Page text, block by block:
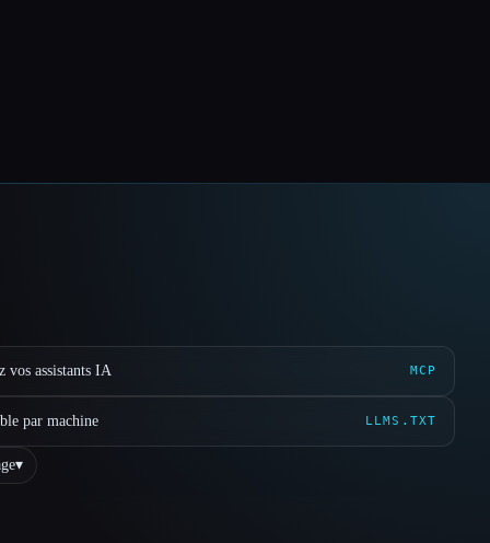
vos assistants IA MCP
par machine LLMS.TXT
▾